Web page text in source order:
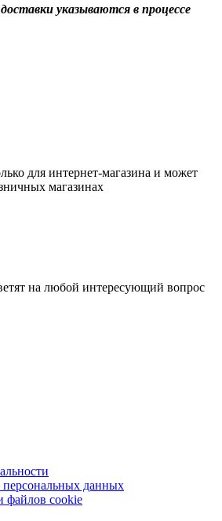
указываются в процессе
для интернет-магазина и может
магазинах
на любой интересующий вопрос
персональных данных
файлов cookie